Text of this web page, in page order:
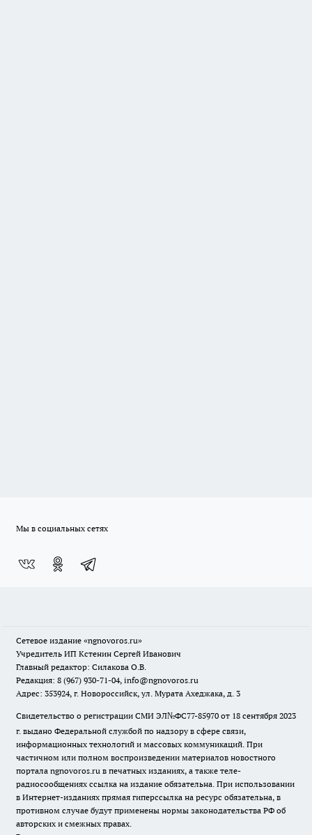
Мы в социальных сетях
Сетевое издание «ngnovoros.ru»
Учредитель ИП Кстенин Сергей Иванович
Главный редактор: Силакова О.В.
Редакция: 8 (967) 930-71-04, info@ngnovoros.ru
Адрес: 353924, г. Новороссийск, ул. Мурата Ахеджака, д. 3
Свидетельство о регистрации СМИ ЭЛ№ФС77-85970 от 18 сентября 2023
г. выдано Федеральной службой по надзору в сфере связи,
информационных технологий и массовых коммуникаций. При
частичном или полном воспроизведении материалов новостного
портала ngnovoros.ru в печатных изданиях, а также теле-
радиосообщениях ссылка на издание обязательна. При использовании
в Интернет-изданиях прямая гиперссылка на ресурс обязательна, в
противном случае будут применены нормы законодательства РФ об
авторских и смежных правах.